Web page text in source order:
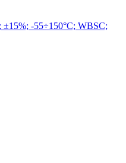
-55÷150°C; WBSC;